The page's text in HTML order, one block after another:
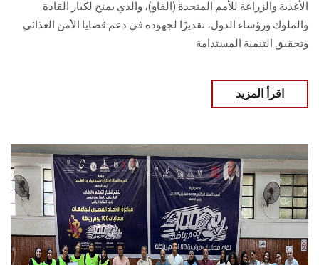
الأغذية والزراعة للأمم المتحدة (الفاو)، والذي يمنح لكبار القادة
والملوك ورؤساء الدول، تقديرًا لجهوده في دعم قضايا الأمن الغذائي
وتحقيق التنمية المستدامة
اقرأ المزيد